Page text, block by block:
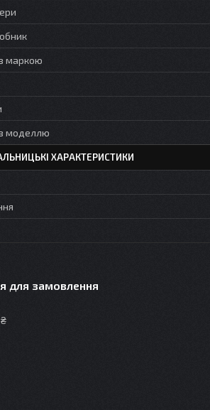
з маркою
з моделлю
ХАРАКТЕРИСТИКИ
для замовлення